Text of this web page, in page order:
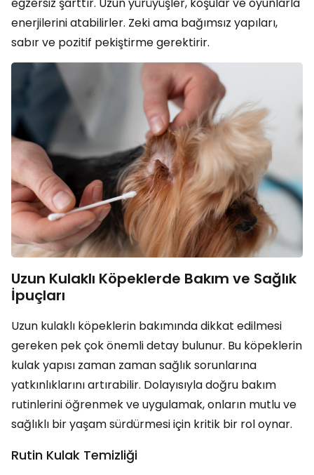
egzersiz şarttır. Uzun yürüyüşler, koşular ve oyunlarla
enerjilerini atabilirler. Zeki ama bağımsız yapıları,
sabır ve pozitif pekiştirme gerektirir.
Uzun Kulaklı Köpeklerde Bakım ve Sağlık
İpuçları
Uzun kulaklı köpeklerin bakımında dikkat edilmesi
gereken pek çok önemli detay bulunur. Bu köpeklerin
kulak yapısı zaman zaman sağlık sorunlarına
yatkınlıklarını artırabilir. Dolayısıyla doğru bakım
rutinlerini öğrenmek ve uygulamak, onların mutlu ve
sağlıklı bir yaşam sürdürmesi için kritik bir rol oynar.
Rutin Kulak Temizliği